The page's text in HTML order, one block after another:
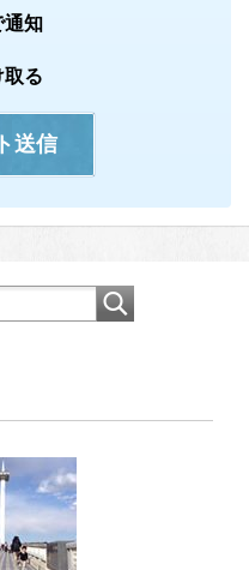
通知
取る
送信